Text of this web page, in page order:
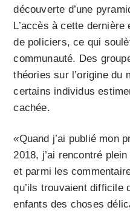
découverte d’une
L’accès à cette
de policiers, ce qui
communauté. Des
théories sur l’origine du
certains individus
cachée.
«Quand j’ai publié mon
2018, j’ai rencontré
et parmi les
qu’ils trouvaient difficile
enfants des choses